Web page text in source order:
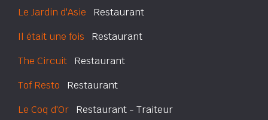
Le Jardin d'Asie Restaurant
Il était une fois Restaurant
The Circuit Restaurant
Tof Resto Restaurant
Le Coq d'Or Restaurant - Traiteur